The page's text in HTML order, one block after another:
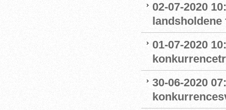
02-07-2020
01-07-2020
30-06-2020